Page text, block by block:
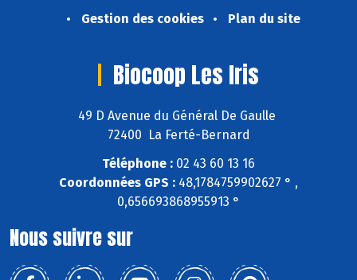
Gestion des cookies
Plan du site
Biocoop Les Iris
49 D Avenue du Général De Gaulle
72400 La Ferté-Bernard
Téléphone : 02 43 60 13 16
Coordonnées GPS : 48,1784759902627 ° ,
0,656693868955913 °
Nous suivre sur